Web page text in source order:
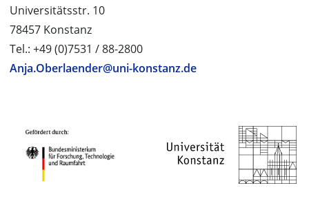
Universitätsstr. 10
78457 Konstanz
Tel.: +49 (0)7531 / 88-2800
Anja.Oberlaender@uni-konstanz.de